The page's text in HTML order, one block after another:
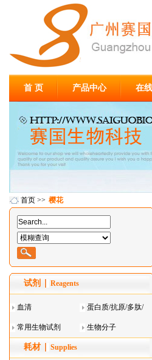
首 页 产品中心 在
首页 >> 樱花
试剂 Reagents
血清 蛋白质/抗原/多肽/
酶
常用生物试剂 生物分子
耗材 Supplies